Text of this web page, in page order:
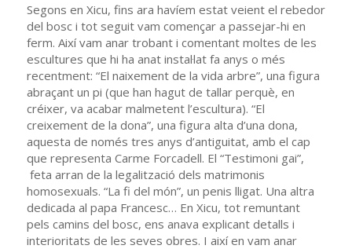
Segons en Xicu, fins ara havíem estat veient el rebedor
del bosc i tot seguit vam començar a passejar-hi en
ferm. Així vam anar trobant i comentant moltes de les
escultures que hi ha anat instal·lat fa anys o més
recentment: “El naixement de la vida arbre”, una figura
abraçant un pi (que han hagut de tallar perquè, en
créixer, va acabar malmetent l’escultura). “El
creixement de la dona”, una figura alta d’una dona,
aquesta de només tres anys d’antiguitat, amb el cap
que representa Carme Forcadell. El “Testimoni gai”,
feta arran de la legalització dels matrimonis
homosexuals. “La fi del món”, un penis lligat. Una altra
dedicada al papa Francesc… En Xicu, tot remuntant
pels camins del bosc, ens anava explicant detalls i
interioritats de les seves obres. I així en vam anar